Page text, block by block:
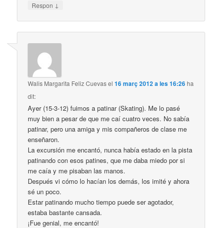
Respon ↓
Walis Margarita Feliz Cuevasel16 març 2012 a les 16:26ha
dit:
Ayer (15-3-12) fuimos a patinar (Skating). Me lo pasé
muy bien a pesar de que me caí cuatro veces. No sabía
patinar, pero una amiga y mis compañeros de clase me
enseñaron.
La excursión me encantó, nunca había estado en la pista
patinando con esos patines, que me daba miedo por si
me caía y me pisaban las manos.
Después vi cómo lo hacían los demás, los imité y ahora
sé un poco.
Estar patinando mucho tiempo puede ser agotador,
estaba bastante cansada.
¡Fue genial, me encantó!